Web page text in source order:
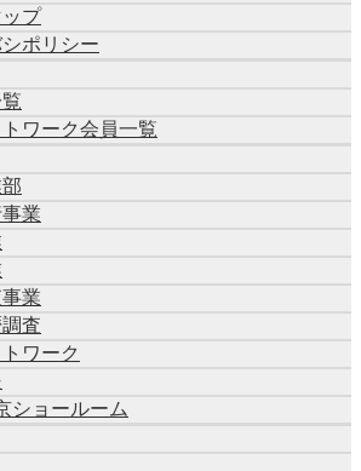
プ
ポリシー
ワーク会員一覧
業
業
査
ワーク
ショールーム